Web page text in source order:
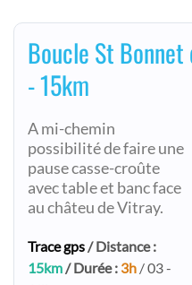
Boucle St
- 15km
A mi-chemin
possibilité de faire une
pause casse-croûte
avec table et banc face
au châteu de Vitray.
Trace gps/ Distance :
15km/ Durée : 3h / 03 -